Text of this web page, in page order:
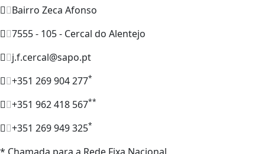
Bairro Zeca Afonso
7555 - 105 - Cercal do Alentejo
j.f.cercal@sapo.pt
+351 269 904 277*
+351 962 418 567**
+351 269 949 325*